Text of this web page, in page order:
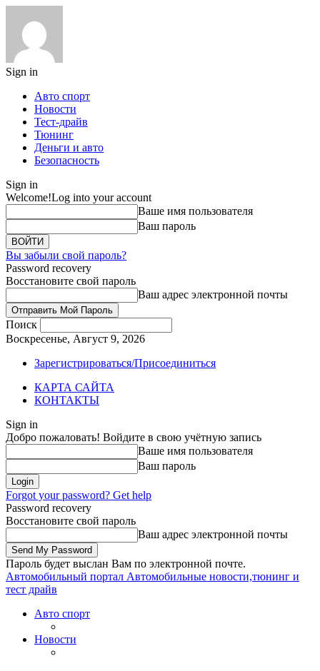
Sign in
Авто спорт
Новости
Тест-драйв
Тюнинг
Деньги и авто
Безопасность
Sign in
Welcome!Log into your account
Ваше имя пользователя
Ваш пароль
Вы забыли свой пароль?
Password recovery
Восстановите свой пароль
Ваш адрес электронной почты
Поиск
Воскресенье, Август 9, 2026
Зарегистрироваться/Присоединиться
КАРТА САЙТА
КОНТАКТЫ
Sign in
Добро пожаловать! Войдите в свою учётную запись
Ваше имя пользователя
Ваш пароль
Forgot your password? Get help
Password recovery
Восстановите свой пароль
Ваш адрес электронной почты
Пароль будет выслан Вам по электронной почте.
Автомобильный портал Автомобильные новости,тюнинг и
тест драйв
Авто спорт
Новости